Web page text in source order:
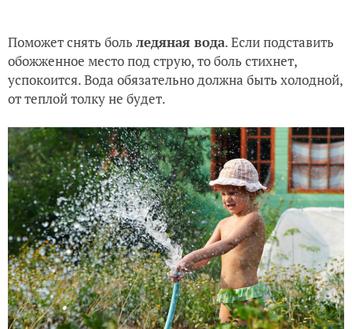
Поможет снять боль ледяная вода. Если подставить
обожженное место под струю, то боль стихнет,
успокоится. Вода обязательно должна быть холодной,
от теплой толку не будет.